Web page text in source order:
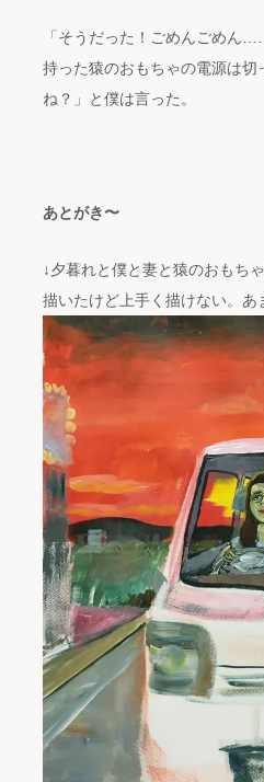
「そうだった！ごめんごめん
持った猿のおもちゃの電源は切
ね？」と僕は言った。
あとがき〜
↓夕暮れと僕と妻と猿のおもち
描いたけど上手く描けない。あ